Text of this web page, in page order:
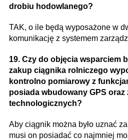
drobiu hodowlanego?
TAK, o ile będą wyposażone w
komunikację z systemem
19. Czy do objęcia wsparciem
zakup ciągnika rolniczego
kontrolno pomiarowy z
posiada wbudowany GPS
technologicznych?
Aby ciągnik można było uznać
musi on posiadać co najmniej